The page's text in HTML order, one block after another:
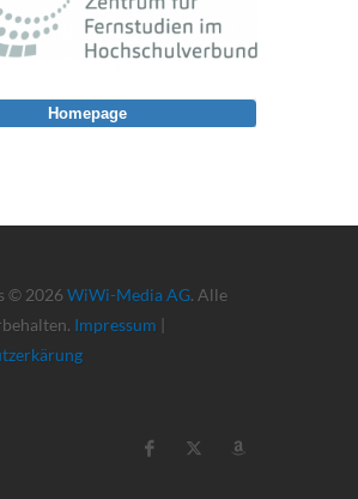
© 2026 WiWi-Media AG. Alle
Impressum |
Homepage